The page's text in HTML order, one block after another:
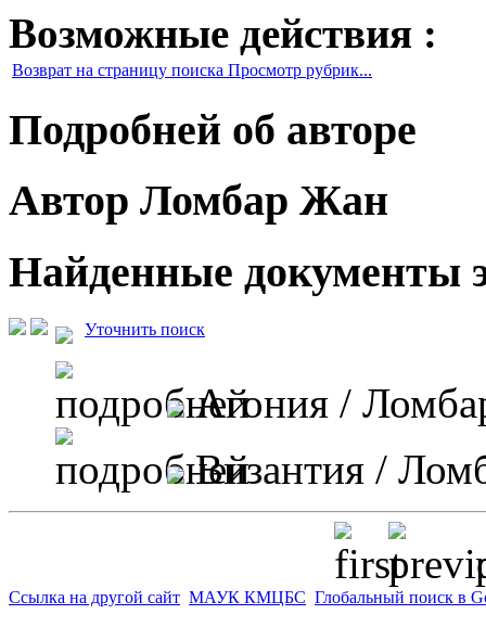
Возможные действия :
Возврат на страницу поиска Просмотр рубрик...
Подробней об авторе
Автор Ломбар Жан
Найденные документы
Уточнить поиск
Агония /
Византия /
Ссылка на другой сайт МАУК КМЦБС Глобальный поиск в